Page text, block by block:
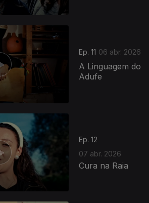
Ep. 11 06 abr. 2026
A Linguagem do
Adufe
Ep. 12
07 abr. 2026
Cura na Raia